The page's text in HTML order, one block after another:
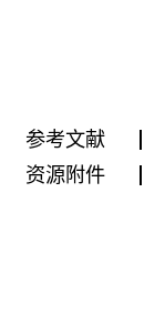
参考文献
资源附件